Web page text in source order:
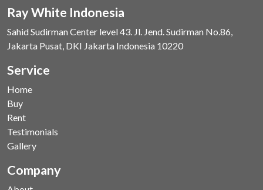
Ray White Indonesia
Sahid Sudirman Center level 43. Jl. Jend. Sudirman No.86,
Jakarta Pusat, DKI Jakarta Indonesia 10220
Service
Home
Buy
Rent
Testimonials
Gallery
Company